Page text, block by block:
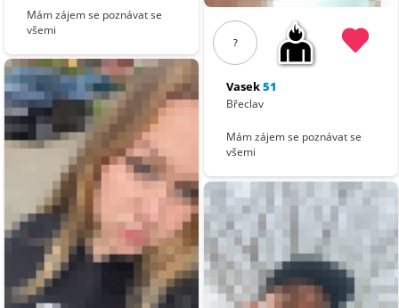
Mám zájem se poznávat se
všemi
?
Vasek51
Břeclav
Mám zájem se poznávat se
všemi